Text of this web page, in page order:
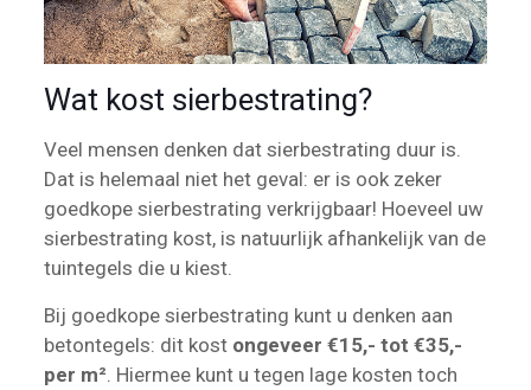
Wat kost sierbestrating?
Veel mensen denken dat sierbestrating duur is.
Dat is helemaal niet het geval: er is ook zeker
goedkope sierbestrating verkrijgbaar! Hoeveel uw
sierbestrating kost, is natuurlijk afhankelijk van de
tuintegels die u kiest.
Bij goedkope sierbestrating kunt u denken aan
betontegels: dit kost ongeveer €15,- tot €35,-
per m². Hiermee kunt u tegen lage kosten toch